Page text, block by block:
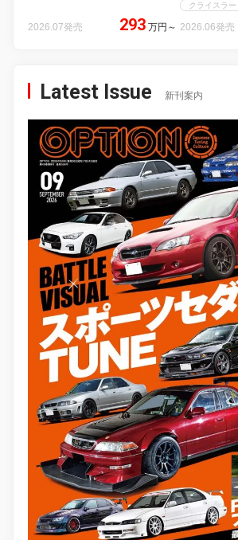
2026.07発売 293 万円 ～
クライスラー
2026.06発売
Latest Issue 新刊案内